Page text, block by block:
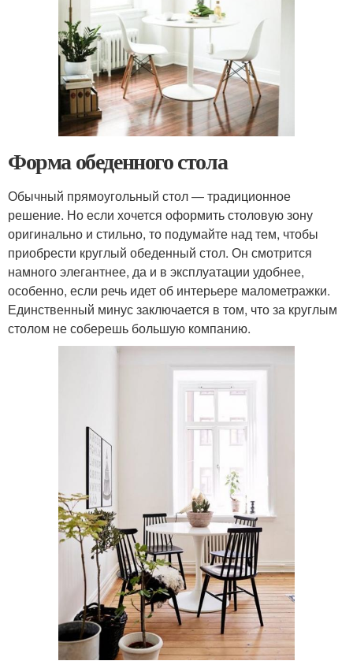
Форма обеденного стола
Обычный прямоугольный стол — традиционное
решение. Но если хочется оформить столовую зону
оригинально и стильно, то подумайте над тем, чтобы
приобрести круглый обеденный стол. Он смотрится
намного элегантнее, да и в эксплуатации удобнее,
особенно, если речь идет об интерьере малометражки.
Единственный минус заключается в том, что за круглым
столом не соберешь большую компанию.